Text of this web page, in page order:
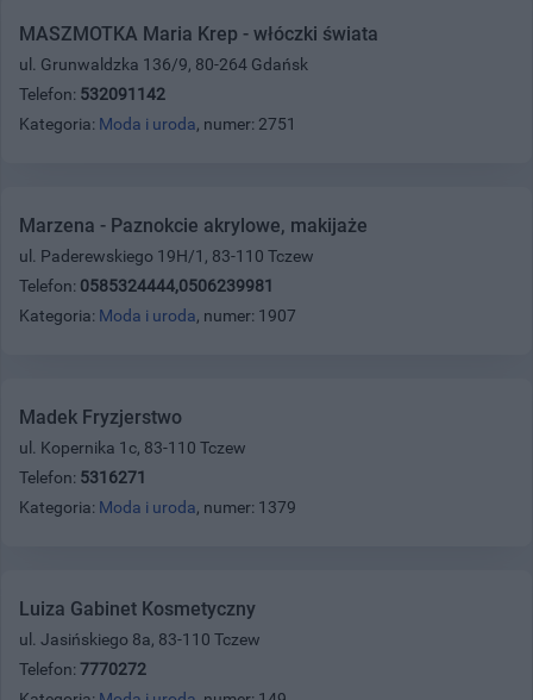
MASZMOTKA Maria Krep - włóczki świata
ul. Grunwaldzka 136/9, 80-264 Gdańsk
Telefon: 532091142
Kategoria: Moda i uroda, numer: 2751
Marzena - Paznokcie akrylowe, makijaże
ul. Paderewskiego 19H/1, 83-110 Tczew
Telefon: 0585324444,0506239981
Kategoria: Moda i uroda, numer: 1907
Madek Fryzjerstwo
ul. Kopernika 1c, 83-110 Tczew
Telefon: 5316271
Kategoria: Moda i uroda, numer: 1379
Luiza Gabinet Kosmetyczny
ul. Jasińskiego 8a, 83-110 Tczew
Telefon: 7770272